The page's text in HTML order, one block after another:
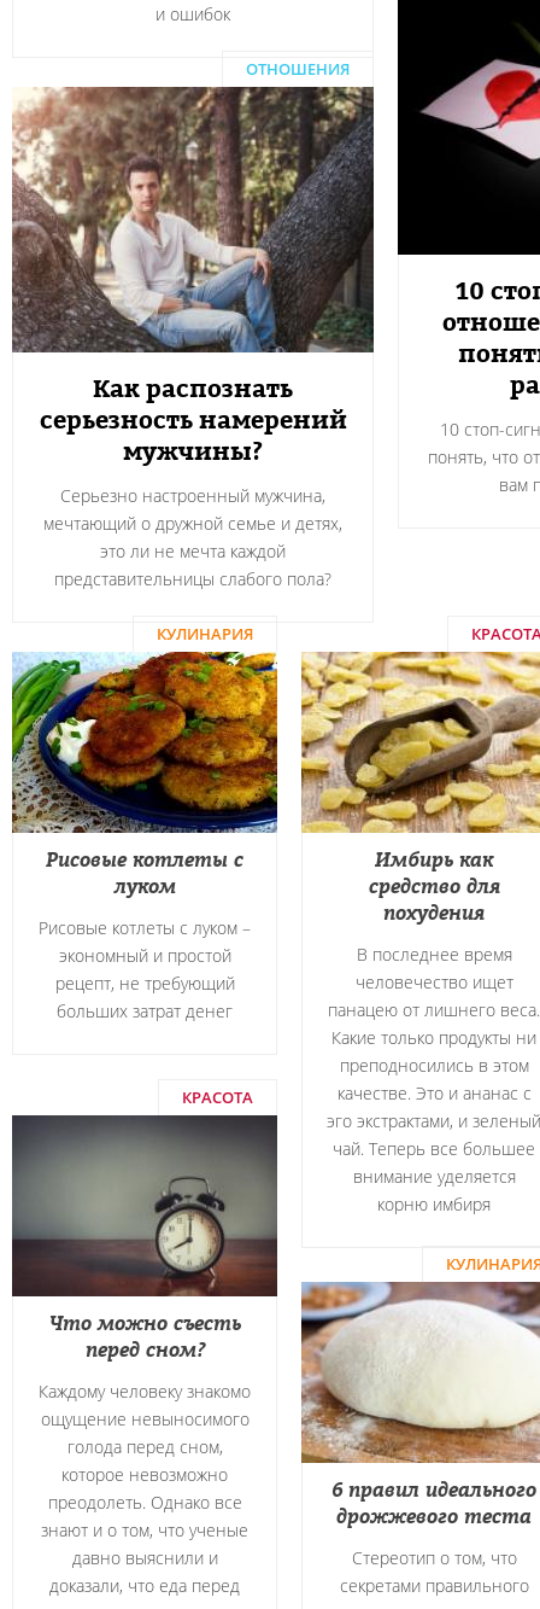
и ошибок
10
10 стоп-
понять, что
вам
ОТНОШЕНИЯ
Как распознать
серьезность намерений
мужчины?
Серьезно настроенный мужчина,
мечтающий о дружной семье и детях,
это ли не мечта каждой
представительницы слабого пола?
КУЛИНАРИЯ
Рисовые котлеты с
луком
Рисовые котлеты с луком –
экономный и простой
рецепт, не требующий
больших затрат денег
Имбирь как
средство для
похудения
В последнее время
человечество ищет
панацею от лишнего веса.
Какие только продукты ни
преподносились в этом
качестве. Это и ананас с
эго экстрактами, и зеленый
чай. Теперь все большее
внимание уделяется
корню имбиря
КРАСОТА
Что можно съесть
перед сном?
Каждому человеку знакомо
ощущение невыносимого
голода перед сном,
которое невозможно
преодолеть. Однако все
знают и о том, что ученые
давно выяснили и
доказали, что еда перед
6 правил идеального
дрожжевого теста
Стереотип о том, что
секретами правильного